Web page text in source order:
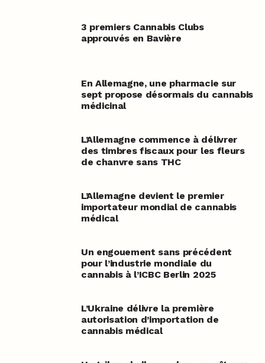
3 premiers Cannabis Clubs
approuvés en Bavière
En Allemagne, une pharmacie sur
sept propose désormais du cannabis
médicinal
L’Allemagne commence à délivrer
des timbres fiscaux pour les fleurs
de chanvre sans THC
L’Allemagne devient le premier
importateur mondial de cannabis
médical
Un engouement sans précédent
pour l’industrie mondiale du
cannabis à l’ICBC Berlin 2025
L’Ukraine délivre la première
autorisation d’importation de
cannabis médical